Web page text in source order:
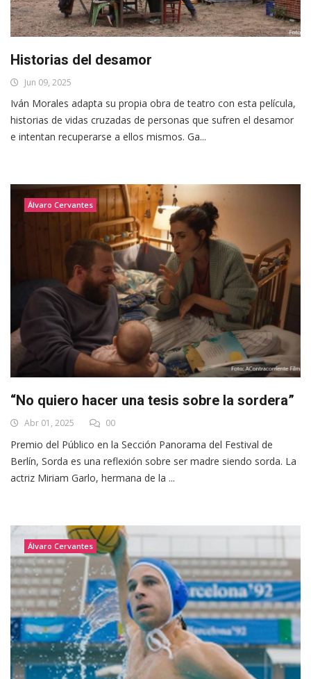
Historias del desamor
Jun 09, 2025
Iván Morales adapta su propia obra de teatro con esta película,
historias de vidas cruzadas de personas que sufren el desamor
e intentan recuperarse a ellos mismos. Ga...
Álvaro Cervantes
“No quiero hacer una tesis sobre la sordera”
Abr 01, 2025 00
Premio del Público en la Sección Panorama del Festival de
Berlín, Sorda es una reflexión sobre ser madre siendo sorda. La
actriz Miriam Garlo, hermana de la ...
Álvaro Cervantes